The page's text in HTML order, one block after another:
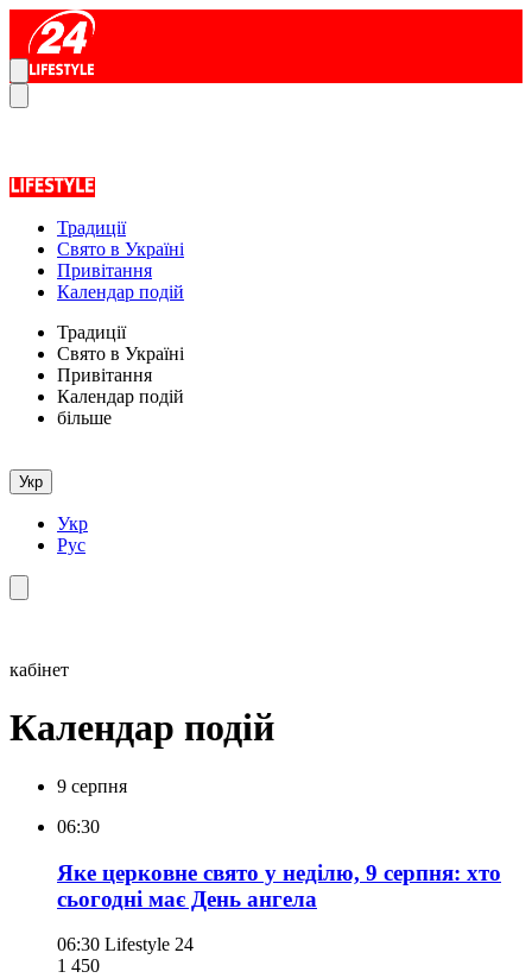
Традиції
Свято в Україні
Привітання
Календар подій
Традиції
Свято в Україні
Привітання
Календар подій
більше
Укр
Укр
Рус
кабінет
Календар подій
9 серпня
06:30
Яке церковне свято у неділю, 9 серпня: хто
сьогодні має День ангела
06:30 Lifestyle 24
1 450